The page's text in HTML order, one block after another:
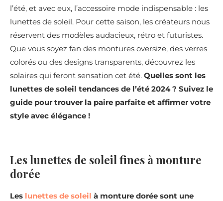
l’été, et avec eux, l’accessoire mode indispensable : les
lunettes de soleil. Pour cette saison, les créateurs nous
réservent des modèles audacieux, rétro et futuristes.
Que vous soyez fan des montures oversize, des verres
colorés ou des designs transparents, découvrez les
solaires qui feront sensation cet été. Quelles sont les
lunettes de soleil tendances de l’été 2024 ? Suivez le
guide pour trouver la paire parfaite et affirmer votre
style avec élégance !
Les lunettes de soleil fines à monture
dorée
Les lunettes de soleil à monture dorée sont une